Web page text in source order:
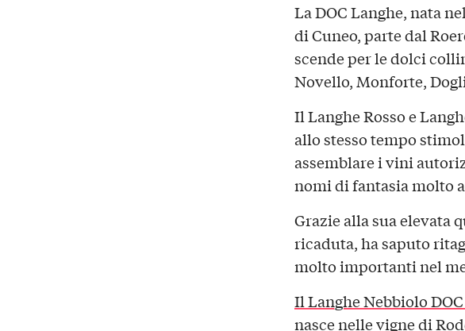
La DOC Langhe, nata
di Cuneo, parte dal
scende per le dolci
Novello, Monforte,
Il Langhe Rosso e
allo stesso tempo
assemblare i vini
nomi di fantasia molto
Grazie alla sua elevata
ricaduta, ha saputo
molto importanti nel
Il Langhe Nebbiolo
nasce nelle vigne di